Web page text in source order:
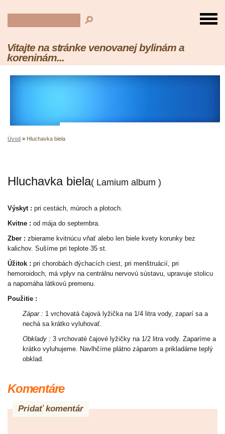
Vitajte na stránke venovanej bylinám a
koreninám...
Úvod » Hluchavka biela
Hluchavka biela( Lamium album )
Výskyt : pri cestách, múroch a plotoch.
Kvitne : od mája do septembra.
Zber : zbierame kvitnúcu vňať alebo len biele kvety korunky bez
kalichov. Sušíme pri teplote 35 st.
Úžitok : pri chorobách dýchacích ciest, pri menštruácií, pri
hemoroidoch, má vplyv na centrálnu nervovú sústavu, upravuje stolicu
a napomáha látkovú premenu.
Použitie :
Zápar : 1 vrchovatá čajová lyžička na 1/4 litra vody, zaparí sa a
nechá sa krátko vyluhovať.
Obklady : 3 vrchovaté čajové lyžičky na 1/2 litra vody. Zaparíme a
krátko vyluhujeme. Navlhčíme plátno záparom a prikladáme teplý
obklad.
Komentáre
Pridať komentár